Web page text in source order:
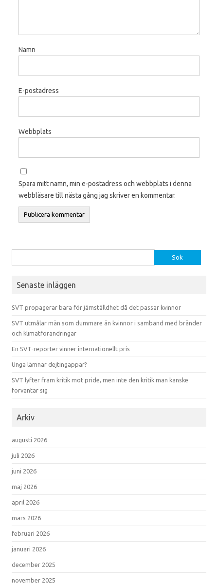
Namn
E-postadress
Webbplats
Spara mitt namn, min e-postadress och webbplats i denna
webbläsare till nästa gång jag skriver en kommentar.
Senaste inläggen
SVT propagerar bara för jämställdhet då det passar kvinnor
SVT utmålar män som dummare än kvinnor i samband med bränder
och klimatförändringar
En SVT-reporter vinner internationellt pris
Unga lämnar dejtingappar?
SVT lyfter fram kritik mot pride, men inte den kritik man kanske
förväntar sig
Arkiv
augusti 2026
juli 2026
juni 2026
maj 2026
april 2026
mars 2026
februari 2026
januari 2026
december 2025
november 2025